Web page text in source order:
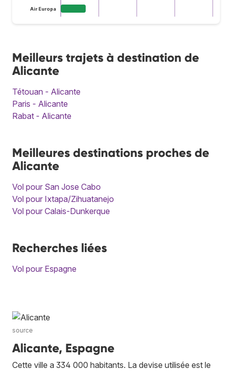
Air Europa
Meilleurs trajets à destination de
Alicante
Tétouan - Alicante
Paris - Alicante
Rabat - Alicante
Meilleures destinations proches de
Alicante
Vol pour San Jose Cabo
Vol pour Ixtapa/Zihuatanejo
Vol pour Calais-Dunkerque
Recherches liées
Vol pour Espagne
source
Alicante, Espagne
Cette ville a 334 000 habitants. La devise utilisée est le